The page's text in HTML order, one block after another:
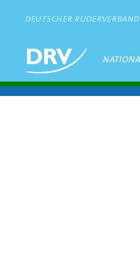
DEUTSCHER RUDERVERBAND